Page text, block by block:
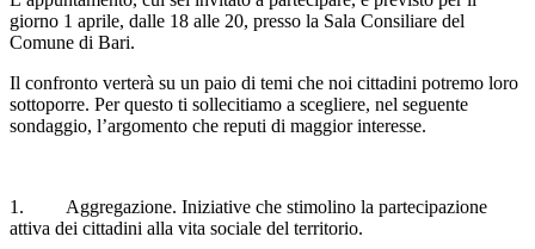
giorno 1 aprile, dalle 18 alle 20, presso la Sala Consiliare del
Comune di Bari.
Il confronto verterà su un paio di temi che noi cittadini potremo loro
sottoporre. Per questo ti sollecitiamo a scegliere, nel seguente
sondaggio, l’argomento che reputi di maggior interesse.
1. Aggregazione. Iniziative che stimolino la partecipazione
attiva dei cittadini alla vita sociale del territorio.